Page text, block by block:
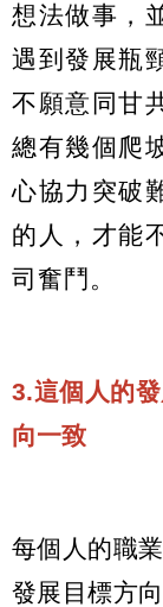
想法做事，
遇到發展瓶
不願意同甘
總有幾個爬
心協力突破
的人，才能
司奮鬥。
3.這個人的
向一致
每個人的職
發展目標方